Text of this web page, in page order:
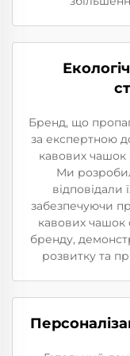
Бренд, що
за експертною
кавових чашок
Ми
відповідали
забезпечуючи
кавових чашок
бренду,
розвитку та